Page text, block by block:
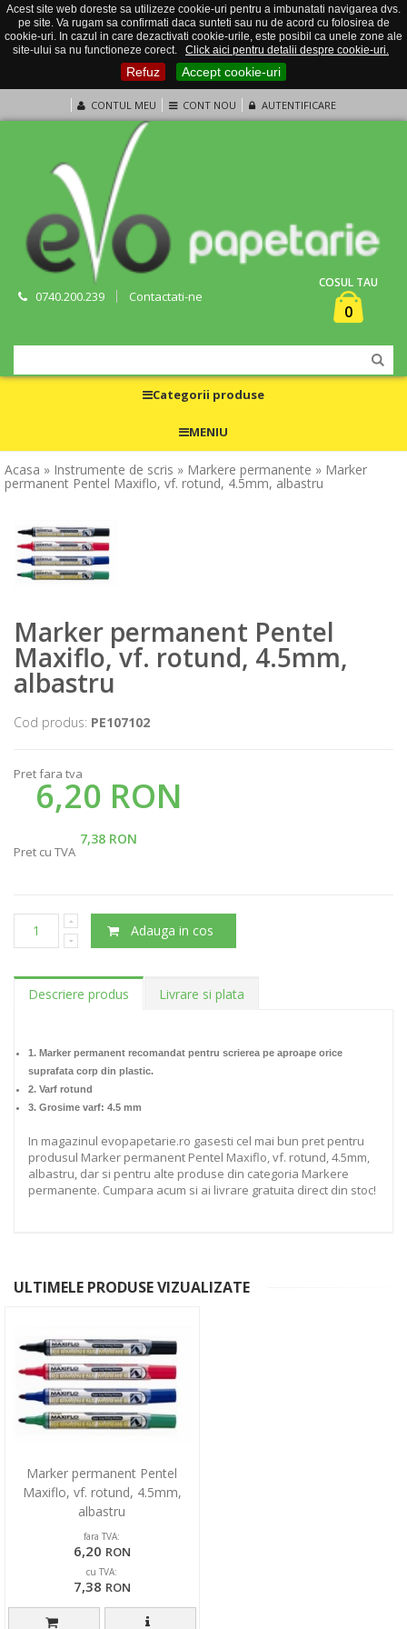
Acest site web doreste sa utilizeze cookie-uri pentru a imbunatati navigarea dvs.
pe site. Va rugam sa confirmati daca sunteti sau nu de acord cu folosirea de
cookie-uri. In cazul in care dezactivati cookie-urile, este posibil ca unele zone ale
site-ului sa nu functioneze corect.
Click aici pentru detalii despre cookie-uri.
Refuz Accept cookie-uri
CONTUL MEU CONT NOU AUTENTIFICARE
0740.200.239 Contactati-ne
COSUL TAU
0
Categorii produse
MENIU
Acasa » Instrumente de scris » Markere permanente » Marker
permanent Pentel Maxiflo, vf. rotund, 4.5mm, albastru
Marker permanent Pentel
Maxiflo, vf. rotund, 4.5mm,
albastru
Cod produs: PE107102
Pret fara tva
6,20 RON
7,38 RON
Pret cu TVA
Adauga in cos
Descriere produs Livrare si plata
1. Marker permanent recomandat pentru scrierea pe aproape orice
suprafata corp din plastic.
2. Varf rotund
3. Grosime varf: 4.5 mm
In magazinul evopapetarie.ro gasesti cel mai bun pret pentru
produsul Marker permanent Pentel Maxiflo, vf. rotund, 4.5mm,
albastru, dar si pentru alte produse din categoria Markere
permanente. Cumpara acum si ai livrare gratuita direct din stoc!
ULTIMELE PRODUSE VIZUALIZATE
Marker permanent Pentel
Maxiflo, vf. rotund, 4.5mm,
albastru
fara TVA:
6,20 RON
cu TVA:
7,38 RON